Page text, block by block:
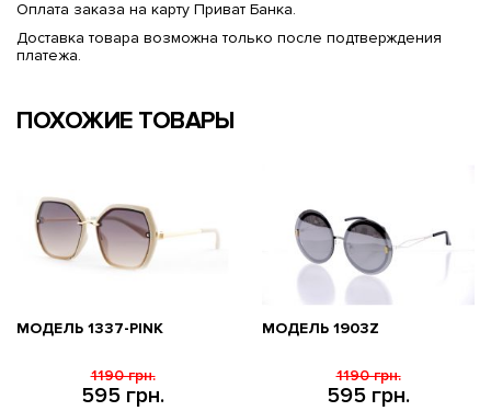
Оплата заказа на карту Приват Банка.
Доставка товара возможна только после подтверждения
платежа.
ПОХОЖИЕ ТОВАРЫ
МОДЕЛЬ 1337-PINK
595 грн.
1190 грн.
МОДЕЛЬ 1903Z
595 грн.
1190 грн.